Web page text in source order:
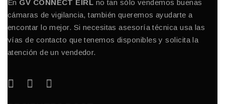
En GV CONNECT EIRL no tan sólo vendemos buenas
cámaras de vigilancia, también queremos ayudarte a
encontar lo mejor. Si necesitas asesoría técnica usa las
vías de contacto que tenemos disponibles y solicita la
atención de un vendedor.